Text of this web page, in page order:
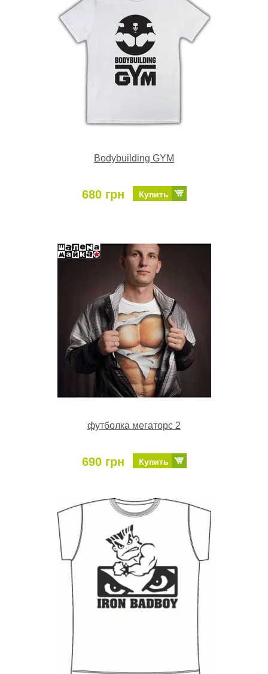
Bodybuilding GYM
680 грн Купить
футболка мегаторс 2
690 грн Купить